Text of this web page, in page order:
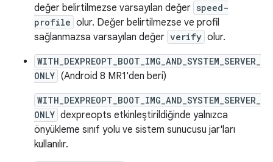
değer belirtilmezse varsayılan değer speed-
profile olur. Değer belirtilmezse ve profil
sağlanmazsa varsayılan değer verify olur.
WITH_DEXPREOPT_BOOT_IMG_AND_SYSTEM_SERVER_
ONLY (Android 8 MR1'den beri)
WITH_DEXPREOPT_BOOT_IMG_AND_SYSTEM_SERVER_
ONLY dexpreopts etkinleştirildiğinde yalnızca
önyükleme sınıf yolu ve sistem sunucusu jar'ları
kullanılır.